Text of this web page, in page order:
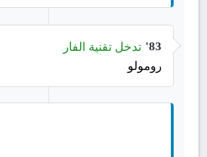
83' تدخل تقنية الفار
رومولو